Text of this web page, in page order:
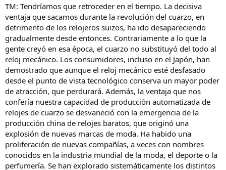
TM: Tendríamos que retroceder en el tiempo. La decisiva
ventaja que sacamos durante la revolución del cuarzo, en
detrimento de los relojeros suizos, ha ido desapareciendo
gradualmente desde entonces. Contrariamente a lo que la
gente creyó en esa época, el cuarzo no substituyó del todo al
reloj mecánico. Los consumidores, incluso en el Japón, han
demostrado que aunque el reloj mecánico esté desfasado
desde el punto de vista tecnológico conserva un mayor poder
de atracción, que perdurará. Además, la ventaja que nos
confería nuestra capacidad de producción automatizada de
relojes de cuarzo se desvaneció con la emergencia de la
producción china de relojes baratos, que originó una
explosión de nuevas marcas de moda. Ha habido una
proliferación de nuevas compañías, a veces con nombres
conocidos en la industria mundial de la moda, el deporte o la
perfumería. Se han explorado sistemáticamente los distintos